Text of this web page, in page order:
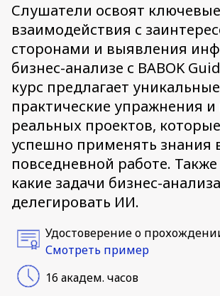
Слушатели освоят
взаимодействия с
сторонами и выявления
бизнес-анализе с BABOK
курс предлагает уникальные
практические упражнения
реальных проектов,
успешно применять знания
повседневной работе.
какие задачи бизнес-
делегировать ИИ.
Удостоверение о
Смотреть пример
16 академ. часов